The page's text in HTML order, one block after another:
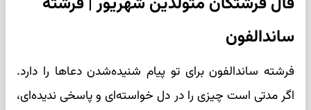
ساندالفون
فرشته ساندالفون برای تو پیام شنیده‌شدن دعاها را دارد.
اگر مدتی است چیزی را در دل خواسته‌ای و پاسخی ندیده‌ای،